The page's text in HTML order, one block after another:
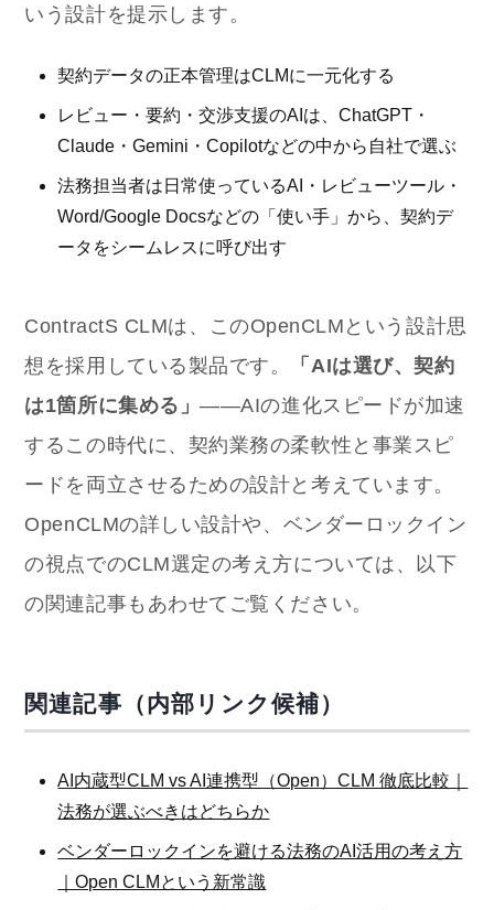
いう設計を提示します。
契約データの正本管理はCLMに一元化する
レビュー・要約・交渉支援のAIは、ChatGPT・
Claude・Gemini・Copilotなどの中から自社で選ぶ
法務担当者は日常使っているAI・レビューツール・
Word/Google Docsなどの「使い手」から、契約デ
ータをシームレスに呼び出す
ContractS CLMは、このOpenCLMという設計思
想を採用している製品です。
「AIは選び、契約
は1箇所に集める」——AIの進化スピードが加速
するこの時代に、契約業務の柔軟性と事業スピ
ードを両立させるための設計と考えています。
OpenCLMの詳しい設計や、ベンダーロックイン
の視点でのCLM選定の考え方については、以下
の関連記事もあわせてご覧ください。
関連記事（内部リンク候補）
AI内蔵型CLM vs AI連携型（Open）CLM 徹底比較｜
法務が選ぶべきはどちらか
ベンダーロックインを避ける法務のAI活用の考え方
｜Open CLMという新常識